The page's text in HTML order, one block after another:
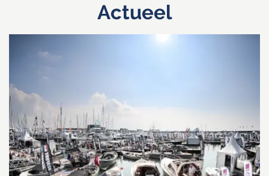
Actueel